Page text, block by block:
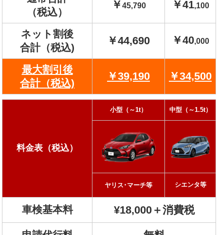
（税込）
￥45,790 ￥41,100
ネット割後
合計（税込)
￥44,690 ￥40,000
最大割引後
合計（税込)
￥39,190 ￥34,500
料金表（税込）
小型（～1t） 中型（～1.5t）
ヤリス･マーチ等 シエンタ等
車検基本料 ¥18,000＋消費税